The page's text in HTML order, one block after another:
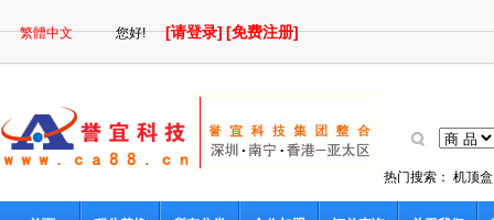
繁體中文 您好![请登录][免费注册]
热门搜索： 机顶盒